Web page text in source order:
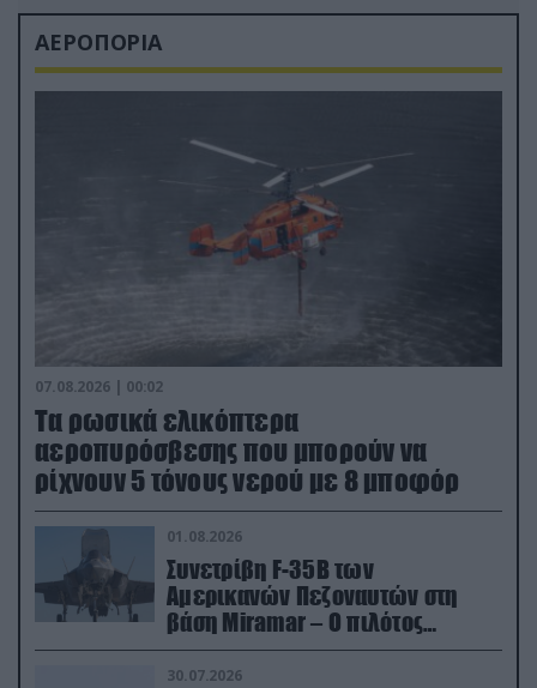
ΑΕΡΟΠΟΡΙΑ
07.08.2026 | 00:02
Τα ρωσικά ελικόπτερα
αεροπυρόσβεσης που μπορούν να
ρίχνουν 5 τόνους νερού με 8 μποφόρ
01.08.2026
Συνετρίβη F-35B των
Αμερικανών Πεζοναυτών στη
βάση Miramar – Ο πιλότος
εκτινάχθηκε εγκαίρως
30.07.2026